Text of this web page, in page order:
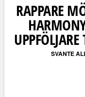
RAPPARE
SVANTE